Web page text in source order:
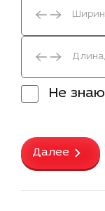
Не знаю
Далее